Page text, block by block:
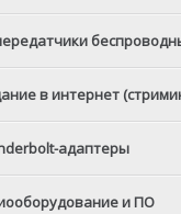
в интернет
адаптеры
и ПО